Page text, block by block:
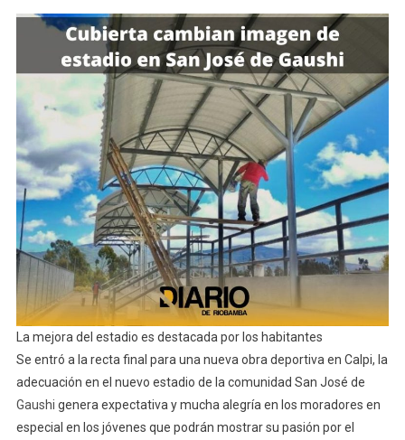
Con
Otro
Estadio
Para
Fomentar
El
Deporte
La mejora del estadio es destacada por los habitantes
Se entró a la recta final para una nueva obra deportiva en Calpi, la
adecuación en el nuevo estadio de la comunidad San José de
Gaushi genera expectativa y mucha alegría en los moradores en
especial en los jóvenes que podrán mostrar su pasión por el